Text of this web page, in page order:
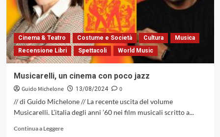
vita
vissuta
Cinema & Teatro Costume e Società Cultura
Musica
Recensione Libri
Spettacoli World Music
Musicarelli, un cinema con poco jazz
Guido Michelone 13/08/2024
0
// di Guido Michelone // La recente uscita del volume
Musicarelli. L’italia degli anni ’60 nei film musicali scritto a...
Continua a LeggereLeggi